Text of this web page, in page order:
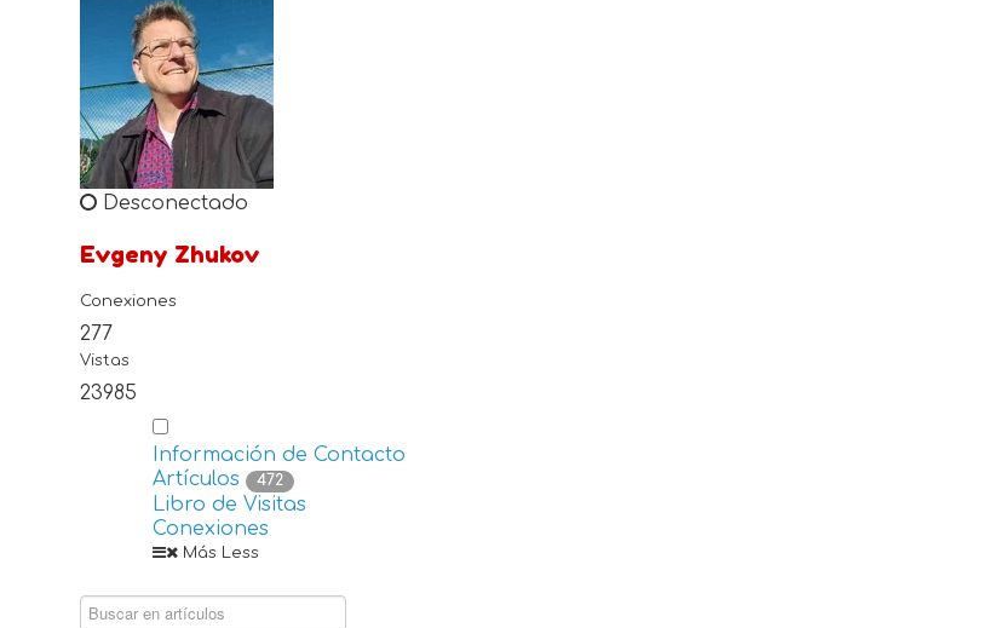
Desconectado
Evgeny Zhukov
Conexiones
277
Vistas
23985
Información de Contacto
Artículos
472
Libro de Visitas
Conexiones
Más Less